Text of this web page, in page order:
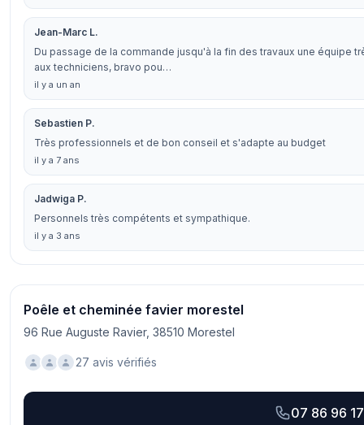
Jean-Marc L.
Du passage de la commande jusqu'à la fin des travaux une équipe
aux techniciens, bravo pou…
il y a un an
Sebastien P.
Très professionnels et de bon conseil et s'adapte au budget
il y a 7 ans
Jadwiga P.
Personnels très compétents et sympathique.
il y a 3 ans
Poêle et cheminée favier morestel
96 Rue Auguste Ravier, 38510 Morestel
27 avis vérifiés
07 86 96